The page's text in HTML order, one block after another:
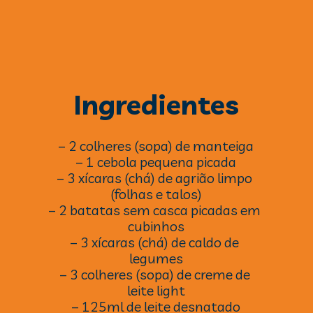
Ingredientes
– 2 colheres (sopa) de manteiga
– 1 cebola pequena picada
– 3 xícaras (chá) de agrião limpo
(folhas e talos)
– 2 batatas sem casca picadas em
cubinhos
– 3 xícaras (chá) de caldo de
legumes
– 3 colheres (sopa) de creme de
leite light
– 125ml de leite desnatado